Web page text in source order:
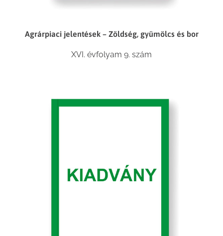
Agrárpiaci jelentések – Zöldség, gyümölcs és bor
XVI. évfolyam 9. szám